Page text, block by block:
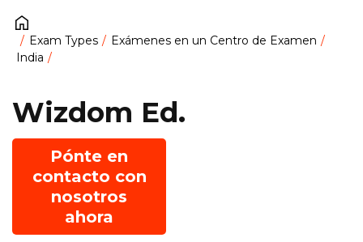
Exam Types
Exámenes en un Centro de Examen
India
Wizdom Ed.
Pónte en
contacto con
nosotros
ahora